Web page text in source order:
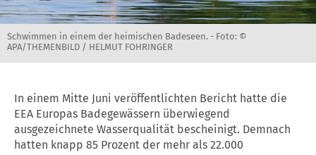
Schwimmen in einem der heimischen Badeseen. - Foto: ©
APA/THEMENBILD / HELMUT FOHRINGER
In einem Mitte Juni veröffentlichten Bericht hatte die
EEA Europas Badegewässern überwiegend
ausgezeichnete Wasserqualität bescheinigt. Demnach
hatten knapp 85 Prozent der mehr als 22.000